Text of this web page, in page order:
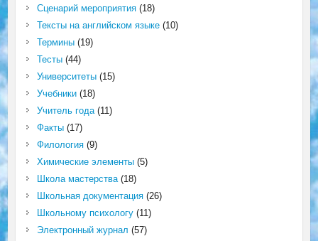
Сценарий мероприятия(18)
Тексты на английском языке(10)
Термины(19)
Тесты(44)
Университеты(15)
Учебники(18)
Учитель года(11)
Факты(17)
Филология(9)
Химические элементы(5)
Школа мастерства(18)
Школьная документация(26)
Школьному психологу(11)
Электронный журнал (57)